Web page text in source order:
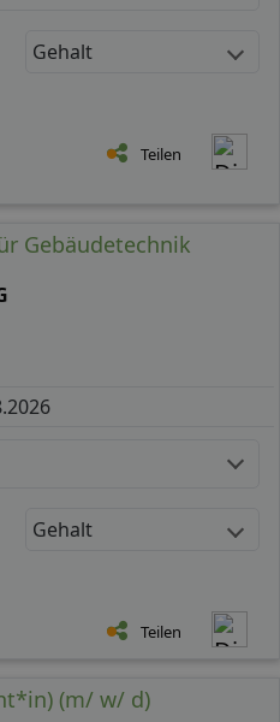
Gehalt
Teilen
Gebäudetechnik
Gehalt
Teilen
(m/ w/ d)